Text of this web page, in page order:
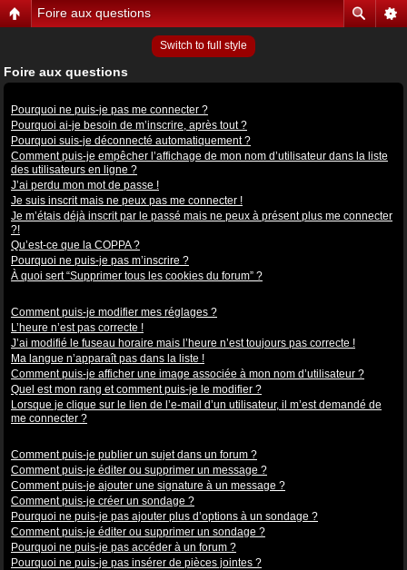
Foire aux questions
Switch to full style
Foire aux questions
Pourquoi ne puis-je pas me connecter ?
Pourquoi ai-je besoin de m’inscrire, après tout ?
Pourquoi suis-je déconnecté automatiquement ?
Comment puis-je empêcher l’affichage de mon nom d’utilisateur dans la liste
des utilisateurs en ligne ?
J’ai perdu mon mot de passe !
Je suis inscrit mais ne peux pas me connecter !
Je m’étais déjà inscrit par le passé mais ne peux à présent plus me connecter
?!
Qu’est-ce que la COPPA ?
Pourquoi ne puis-je pas m’inscrire ?
À quoi sert “Supprimer tous les cookies du forum” ?
Comment puis-je modifier mes réglages ?
L’heure n’est pas correcte !
J’ai modifié le fuseau horaire mais l’heure n’est toujours pas correcte !
Ma langue n’apparaît pas dans la liste !
Comment puis-je afficher une image associée à mon nom d’utilisateur ?
Quel est mon rang et comment puis-je le modifier ?
Lorsque je clique sur le lien de l’e-mail d’un utilisateur, il m’est demandé de
me connecter ?
Comment puis-je publier un sujet dans un forum ?
Comment puis-je éditer ou supprimer un message ?
Comment puis-je ajouter une signature à un message ?
Comment puis-je créer un sondage ?
Pourquoi ne puis-je pas ajouter plus d’options à un sondage ?
Comment puis-je éditer ou supprimer un sondage ?
Pourquoi ne puis-je pas accéder à un forum ?
Pourquoi ne puis-je pas insérer de pièces jointes ?